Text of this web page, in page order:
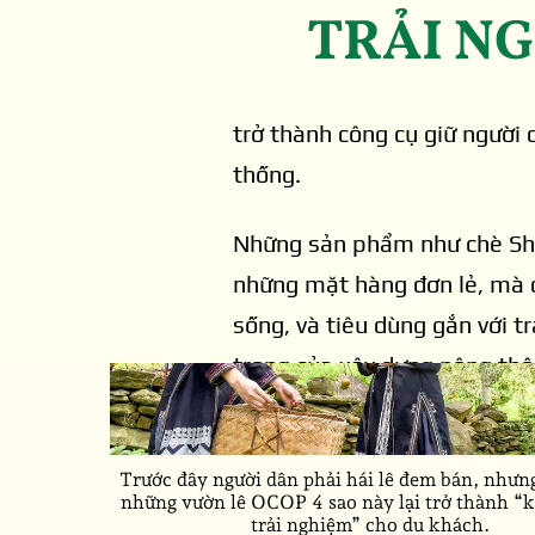
sinh kế
TRẢI
trở thành công cụ giữ người
thống.
Những sản phẩm như chè
những mặt hàng đơn lẻ,
sống, và tiêu dùng gắn với
trọng của xây dựng nông
vững.
cho ra sản phẩm lê Khau Tràng đạt
Trước đây người dân phải hái lê đem bán,
những vườn lê OCOP 4 sao này lại trở thành
trải nghiệm” cho du khách.
xã Hồng Thái.
Quả lê Khâu
Trong giai đoạn
trị, những hạn
bộc lộ rõ như
Theo đồng chí
chủ thể vẫn sản
thiếu tài sản thế
vẫn tồn tại tâm
lực để đầu tư hạ